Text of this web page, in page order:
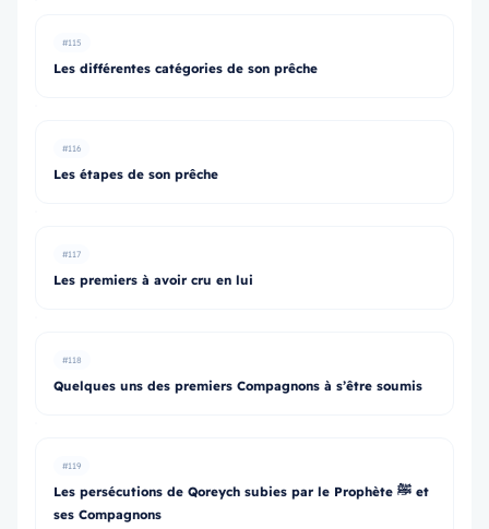
#115
Les différentes catégories de son prêche
#116
Les étapes de son prêche
#117
Les premiers à avoir cru en lui
#118
Quelques uns des premiers Compagnons à s’être soumis
#119
Les persécutions de Qoreych subies par le Prophète ﷺ et
ses Compagnons